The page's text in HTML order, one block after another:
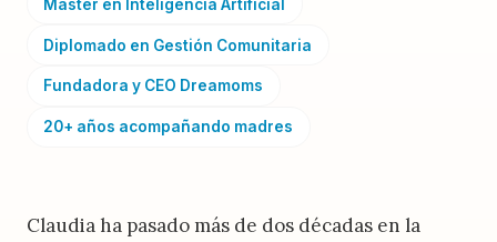
Máster en Inteligencia Artificial
Diplomado en Gestión Comunitaria
Fundadora y CEO Dreamoms
20+ años acompañando madres
Claudia ha pasado más de dos décadas en la